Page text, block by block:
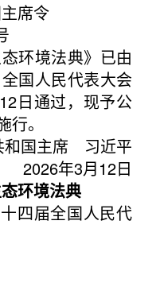
席令
环境法典》已由
国人民代表大会
日通过，现予公
。
国主席 习近平
2026年3月12日
环境法典
四届全国人民代